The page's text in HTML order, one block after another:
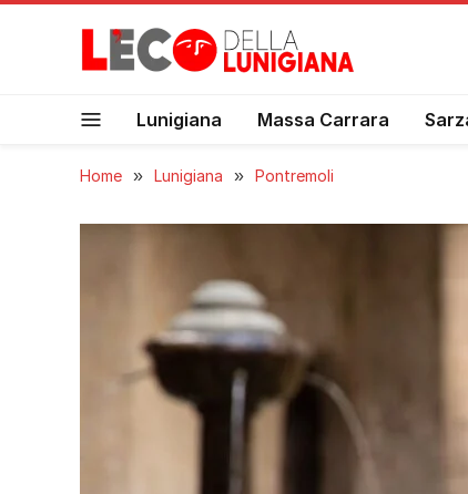
Lunigiana Massa Carrara
Home » Lunigiana » Pontremoli